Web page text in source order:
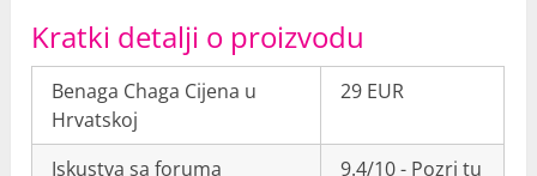
Kratki detalji o proizvodu
Benaga Chaga Cijena u
Hrvatskoj
29 EUR
Iskustva sa foruma
9.4/10 - Pozri tu